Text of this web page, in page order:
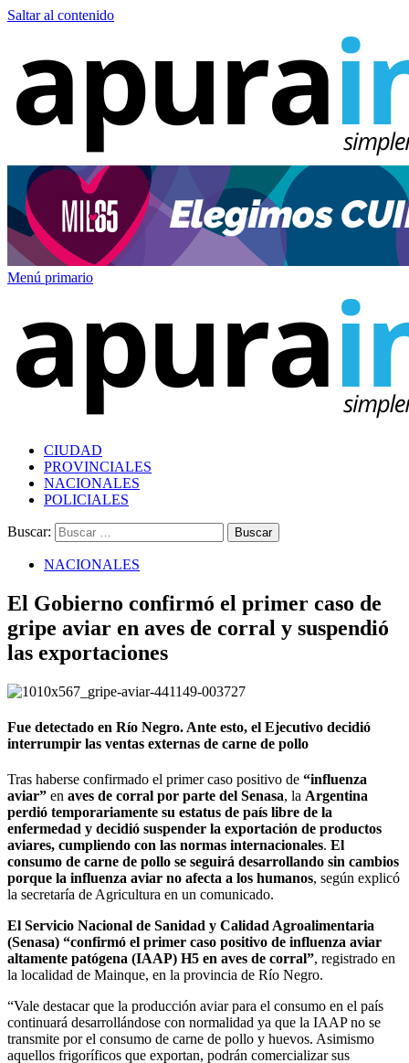
Saltar al contenido
Menú primario
CIUDAD
PROVINCIALES
NACIONALES
POLICIALES
Buscar:
NACIONALES
El Gobierno confirmó el primer caso de
gripe aviar en aves de corral y suspendió
las exportaciones
Fue detectado en Río Negro. Ante esto, el Ejecutivo decidió
interrumpir las ventas externas de carne de pollo
Tras haberse confirmado el primer caso positivo de “influenza
aviar” en aves de corral por parte del Senasa, la Argentina
perdió temporariamente su estatus de país libre de la
enfermedad y decidió suspender la exportación de productos
aviares, cumpliendo con las normas internacionales. El
consumo de carne de pollo se seguirá desarrollando sin cambios
porque la influenza aviar no afecta a los humanos, según explicó
la secretaría de Agricultura en un comunicado.
El Servicio Nacional de Sanidad y Calidad Agroalimentaria
(Senasa) “confirmó el primer caso positivo de influenza aviar
altamente patógena (IAAP) H5 en aves de corral”, registrado en
la localidad de Mainque, en la provincia de Río Negro.
“Vale destacar que la producción aviar para el consumo en el país
continuará desarrollándose con normalidad ya que la IAAP no se
transmite por el consumo de carne de pollo y huevos. Asimismo
aquellos frigoríficos que exportan, podrán comercializar sus